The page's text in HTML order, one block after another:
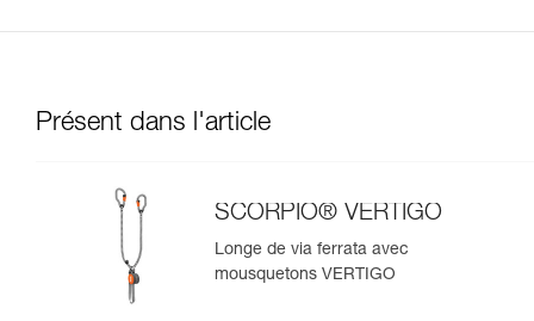
Présent dans l'article
SCORPIO® VERTIGO
Longe de via ferrata avec
mousquetons VERTIGO